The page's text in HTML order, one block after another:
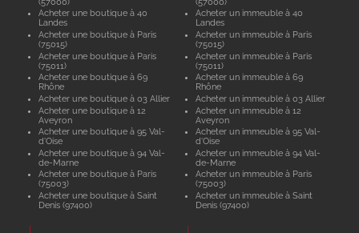
Acheter une boutique à 40
Landes
Acheter une boutique à Paris
(75015)
Acheter une boutique à Paris
(75011)
Acheter une boutique à 69
Rhône
Acheter une boutique à 03 Allier
Acheter une boutique à 12
Aveyron
Acheter une boutique à 95 Val-
d'Oise
Acheter une boutique à 94 Val-
de-Marne
Acheter une boutique à Paris
(75003)
Acheter une boutique à Saint
Denis (97400)
Acheter un immeuble à 40
Landes
Acheter un immeuble à Paris
(75015)
Acheter un immeuble à Paris
(75011)
Acheter un immeuble à 69
Rhône
Acheter un immeuble à 03 Allier
Acheter un immeuble à 12
Aveyron
Acheter un immeuble à 95 Val-
d'Oise
Acheter un immeuble à 94 Val-
de-Marne
Acheter un immeuble à Paris
(75003)
Acheter un immeuble à Saint
Denis (97400)